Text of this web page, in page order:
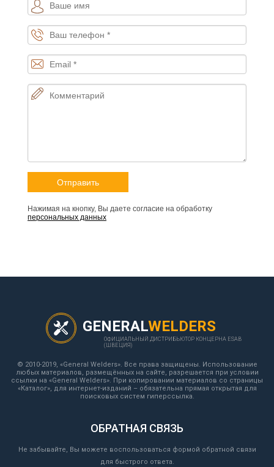
Нажимая на кнопку, Вы даете согласие на обработку
персональных данных
GENERALWELDERS
ОФИЦИАЛЬНЫЙ ДИСТРИБЬЮТОР КОНЦЕРНА ESAB
(ШВЕЦИЯ)
© 2010-2019, «General Welders». Все права защищены. Использование
любых материалов, размещённых на сайте, разрешается при условии
ссылки на «General Welders». При копировании материалов со страницы
«Каталог», для интернет-изданий – обязательна прямая открытая для
поисковых систем гиперссылка.
ОБРАТНАЯ СВЯЗЬ
Не забывайте, Вы можете воспользоваться формой обратной связи
для быстрого ответа.